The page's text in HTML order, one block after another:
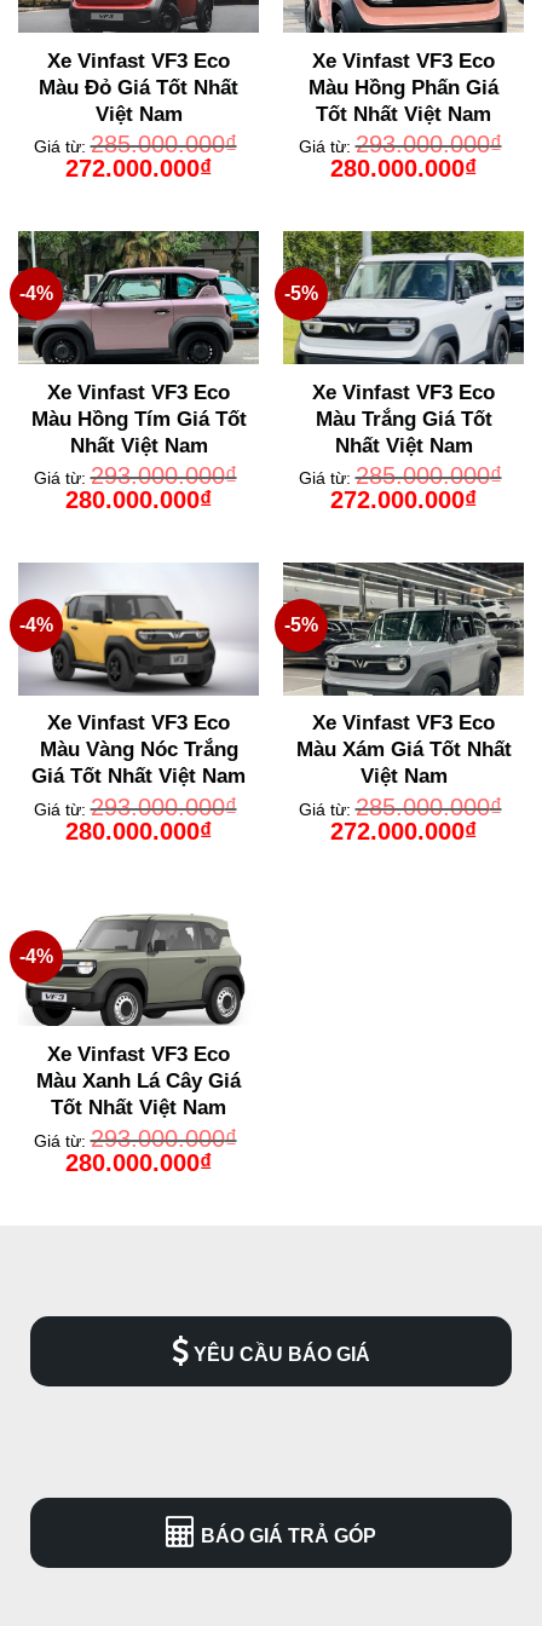
Xe Vinfast VF3 Eco
Màu Đỏ Giá Tốt Nhất
Việt Nam
Giá từ:285.000.000₫
Giá
gốc
272.000.000₫Giá
hiện
Xe Vinfast VF3 Eco
Màu Hồng Phấn Giá
Tốt Nhất Việt Nam
Giá từ:293.000.000₫
Giá
gốc
280.000.000₫Giá
hiện
-4%
Xe Vinfast VF3 Eco
Màu Hồng Tím Giá Tốt
Nhất Việt Nam
Giá từ:293.000.000₫
Giá
gốc
280.000.000₫Giá
hiện
-5%
Xe Vinfast VF3 Eco
Màu Trắng Giá Tốt
Nhất Việt Nam
Giá từ:285.000.000₫
Giá
gốc
272.000.000₫Giá
hiện
-4%
Xe Vinfast VF3 Eco
Màu Vàng Nóc Trắng
Giá Tốt Nhất Việt Nam
Giá từ:293.000.000₫
Giá
gốc
280.000.000₫Giá
hiện
-5%
Xe Vinfast VF3 Eco
Màu Xám Giá Tốt Nhất
Việt Nam
Giá từ:285.000.000₫
Giá
gốc
272.000.000₫Giá
hiện
-4%
Xe Vinfast VF3 Eco
Màu Xanh Lá Cây Giá
Tốt Nhất Việt Nam
Giá từ:293.000.000₫
Giá
gốc
280.000.000₫Giá
hiện
YÊU CẦU BÁO GIÁ
BÁO GIÁ TRẢ GÓP